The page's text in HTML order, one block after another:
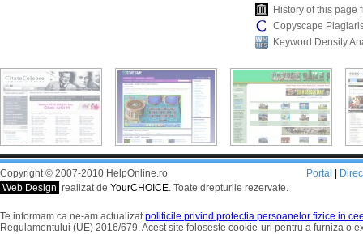
History of this page
Copyscape
Keyword Density
Copyright © 2007-2010 HelpOnline.ro
Web Design realizat de YourCHOICE. Toate drepturile rezervate.
Portal
Te informam ca ne-am actualizatpoliticile privind protectia persoanelor fizice in
Regulamentului (UE) 2016/679. Acest site foloseste cookie-uri pentru a furniza o